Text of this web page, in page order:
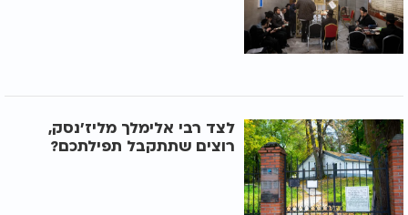
לצד רבי אלימלך מליז'נסק,
רוצים שתתקבל תפילתכם?